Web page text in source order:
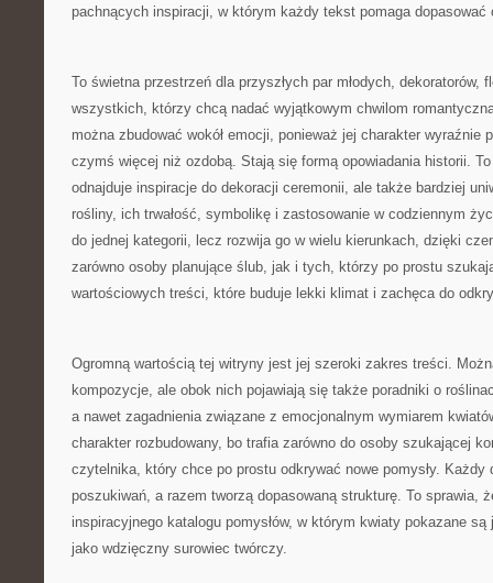
pachnących inspiracji, w którym każdy tekst pomaga
To świetna przestrzeń dla przyszłych par młodych, dekoratorów,
wszystkich, którzy chcą nadać wyjątkowym chwilom
można zbudować wokół emocji, ponieważ jej charakter wyraźnie
czymś więcej niż ozdobą. Stają się formą opowiadania historii.
odnajduje inspiracje do dekoracji ceremonii, ale także bardziej
rośliny, ich trwałość, symbolikę i zastosowanie w codziennym
do jednej kategorii, lecz rozwija go w wielu kierunkach, dzięki
zarówno osoby planujące ślub, jak i tych, którzy po prostu
wartościowych treści, które buduje lekki klimat i zachęca do
Ogromną wartością tej witryny jest jej szeroki zakres treści.
kompozycje, ale obok nich pojawiają się także poradniki o
a nawet zagadnienia związane z emocjonalnym wymiarem
charakter rozbudowany, bo trafia zarówno do osoby szukającej
czytelnika, który chce po prostu odkrywać nowe pomysły. Każdy
poszukiwań, a razem tworzą dopasowaną strukturę. To sprawia,
inspiracyjnego katalogu pomysłów, w którym kwiaty pokazane
jako wdzięczny surowiec twórczy.